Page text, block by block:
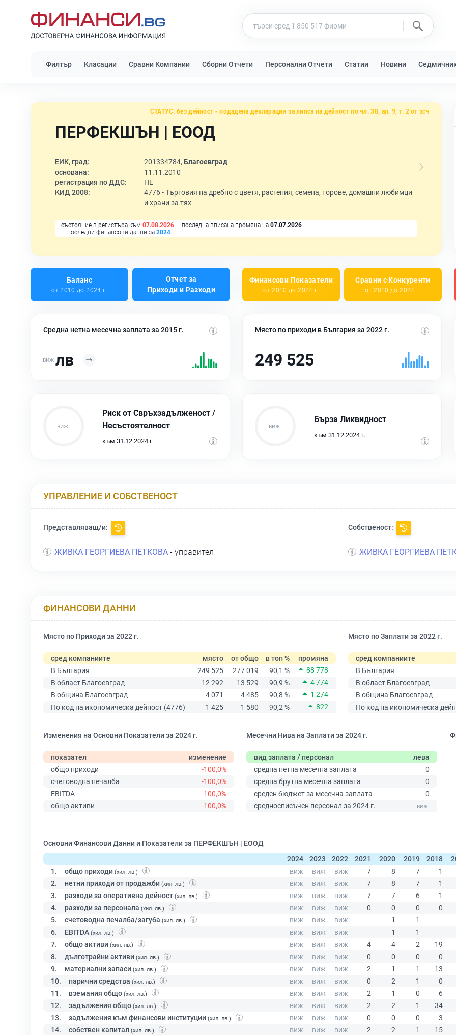
Филтър Класации Сравни Компании Сборни Отчети Персонални Отчети Статии Новини
ПЕРФЕКШЪН | ЕООД
СТАТУС: без дейност - подадена декларация за липса на дейност по чл. 38, ал. 9, т. 2 от зсч
ЕИК, град: 201334784, Благоевград
основана:
11.11.2010
регистрация по ДДС:
НЕ
КИД 2008:
4776 -Търговия на дребно с цветя, растения, семена, торове, домашни любимци
и храни за тях
състояние в регистъра към 07.08.2026 последна вписана промяна на 07.07.2026
последни финансови данни за 2024
Баланс
от 2010 до 2024 г.
Отчет за
Приходи и Разходи
Финансови Показатели
от 2010 до 2024 г.
Сравни с Конкуренти
от 2010 до 2024 г.
Средна нетна месечна заплата за 2015 г.
лв
Място по приходи в България за 2022 г.
249 525
Риск от Свръхзадълженост /
Несъстоятелност
към 31.12.2024 г.
Бърза Ликвидност
към 31.12.2024 г.
УПРАВЛЕНИЕ И СОБСТВЕНОСТ
Представляващ/и:
ЖИВКА ГЕОРГИЕВА ПЕТКОВА - управител
Собственост:
ЖИВКА ГЕОРГИЕВА
ФИНАНСОВИ ДАННИ
Място по Приходи за 2022 г.
сред компаниите място от общо в топ %
промяна
В България
249 525 277 019 90,1 %
88 778
В област Благоевград
12 292 13 529 90,9 %
4 774
В община Благоевград
4 071 4 485 90,8 %
1 274
По код на икономическа дейност (4776)
1 425 1 580 90,2 % 822
Място по Заплати за 2022 г.
сред компаниите
В България
В област Благоевград
В община Благоевград
По код на икономическа
Изменения на Основни Показатели за 2024 г.
показател
изменение
общо приходи
-100,0%
счетоводна печалба
-100,0%
EBITDA
-100,0%
общо активи
-100,0%
Месечни Нива на Заплати за 2024 г.
вид заплата / персонал
лева
средна нетна месечна заплата
0
средна брутна месечна заплата
0
среден бюджет за месечна заплата
0
средносписъчен персонал за 2024 г.
Основни Финансови Данни и Показатели за ПЕРФЕКШЪН | ЕООД
2024
2023 2022 2021 2020 2019 2018
1.
общо приходи (хил. лв.)
2. нетни приходи от продажби (хил. лв.)
3. разходи за оперативна дейност (хил. лв.)
4. разходи за персонала (хил. лв.)
5. счетоводна печалба/загуба (хил. лв.)
6. EBITDA (хил. лв.)
7. общо активи (хил. лв.)
8. дълготрайни активи (хил. лв.)
9. материални запаси (хил. лв.)
10. парични средства (хил. лв.)
11. вземания общо (хил. лв.)
12. задължения общо (хил. лв.)
13. задължения към финансови институции (хил. лв.)
14. собствен капитал (хил. лв.)